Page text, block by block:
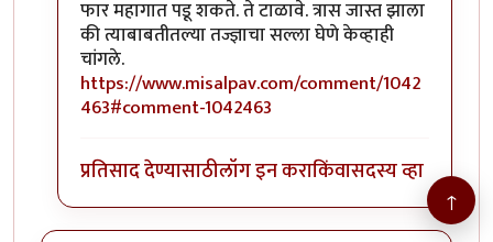
फार महागात पडू शकते. ते टाळावे. त्रास जास्त झाला
की त्याबाबतीतल्या तज्ज्ञाचा सल्ला घेणे केव्हाही
चांगले.
https://www.misalpav.com/comment/1042
463#comment-1042463
प्रतिसाद देण्यासाठीलॉग इन कराकिंवासदस्य व्हा
↑